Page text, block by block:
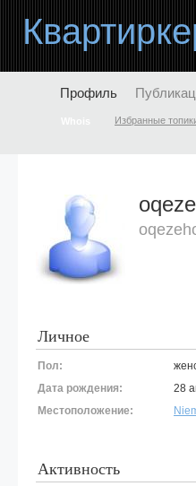
Профиль
Избранные
Личное
Пол:
Дата рождения:
28
Местоположение:
Активность